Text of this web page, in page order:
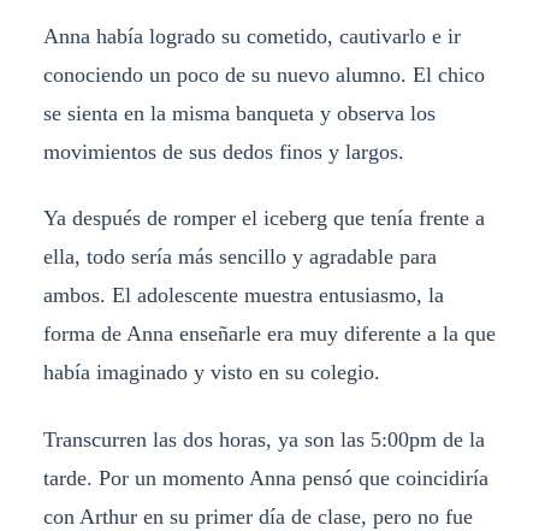
Anna había logrado su cometido, cautivarlo e ir
conociendo un poco de su nuevo alumno. El chico
se sienta en la misma banqueta y observa los
movimientos de sus dedos finos y largos.
Ya después de romper el iceberg que tenía frente a
ella, todo sería más sencillo y agradable para
ambos. El adolescente muestra entusiasmo, la
forma de Anna enseñarle era muy diferente a la que
había imaginado y visto en su colegio.
Transcurren las dos horas, ya son las 5:00pm de la
tarde. Por un momento Anna pensó que coincidiría
con Arthur en su primer día de clase, pero no fue